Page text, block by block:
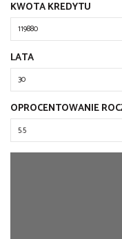
KWOTA KREDYTU
LATA
OPROCENTOWANIE